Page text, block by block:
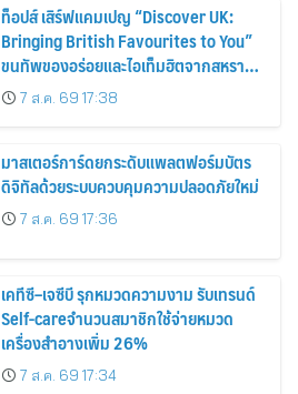
ท็อปส์ เสิร์ฟแคมเปญ “Discover UK:
Bringing British Favourites to You”
ขนทัพของอร่อยและไอเท็มฮิตจากสหราช
อาณาจักร ส่งตรงถึงมือตั้งแต่วันนี้ – 18
สิงหาคมนี้
7 ส.ค. 69 17:38
มาสเตอร์การ์ดยกระดับแพลตฟอร์มบัตร
ดิจิทัลด้วยระบบควบคุมความปลอดภัยใหม่
7 ส.ค. 69 17:36
เคทีซี–เจซีบี รุกหมวดความงาม รับเทรนด์
Self-careจำนวนสมาชิกใช้จ่ายหมวด
เครื่องสำอางเพิ่ม 26%
7 ส.ค. 69 17:34